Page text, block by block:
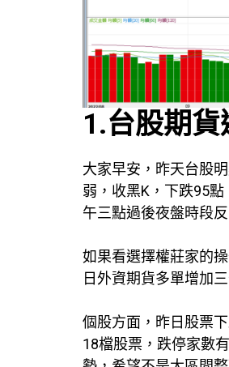
1.台股期
大家早安，昨天台股
弱，收黑K，下跌95
午三點過後夜盤時段
如果看選擇權莊家的
日外資期貨多單增加
個股方面，昨日股票
18檔股票，跌停家數